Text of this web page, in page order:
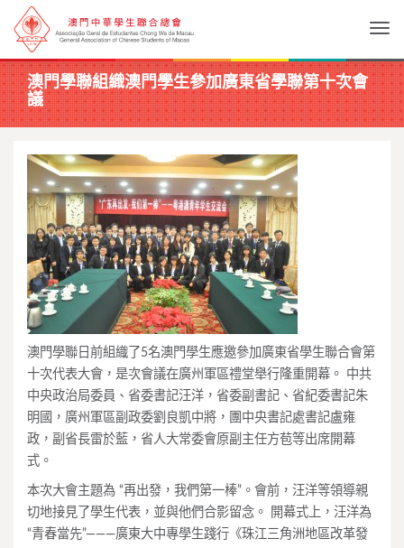
澳門學聯組織澳門學生參加廣東省學聯第十次會
議
澳門學聯日前組織了5名澳門學生應邀參加廣東省學生聯合會第
十次代表大會，是次會議在廣州軍區禮堂舉行隆重開幕。 中共
中央政治局委員、省委書記汪洋，省委副書記、省紀委書記朱
明國，廣州軍區副政委劉良凱中將，團中央書記處書記盧雍
政，副省長雷於藍，省人大常委會原副主任方苞等出席開幕
式。
本次大會主題為 “再出發，我們第一棒”。會前，汪洋等領導親
切地接見了學生代表，並與他們合影留念。 開幕式上，汪洋為
“青春當先”―――廣東大中專學生踐行《珠江三角洲地區改革發